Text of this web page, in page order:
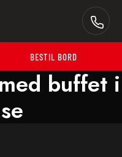
BESTIL BORD
buffet i